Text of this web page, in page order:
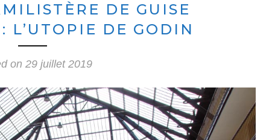
DE GUISE
L’UTOPIE DE GODIN
on 29 juillet 2019